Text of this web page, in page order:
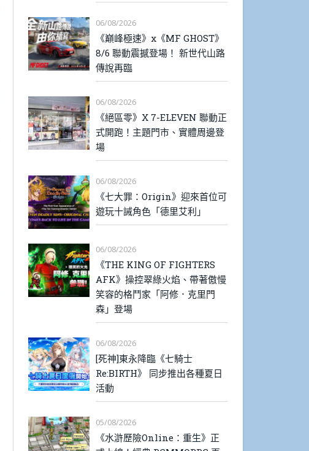
06/08/2026
《巔峰極速》x《MF GHOST》
8/6 聯動震撼登場！ 新世代山路
傳說再臨
06/08/2026
《絕區零》X 7-ELEVEN 聯動正
式開跑！主題門市、實體周邊登
場
06/08/2026
《七大罪：Origin》迎來首位可
遊玩十誡角色「德里艾利」
06/08/2026
《THE KING OF FIGHTERS
AFK》操控翠綠火焰、帶著傲慢
笑容的格鬥家「阿修．克里門
森」登場
06/08/2026
[死神]東永降臨《七騎士
Re:BIRTH》 同步推出各種夏日
活動
05/08/2026
《水滸歷險Online：重生》正